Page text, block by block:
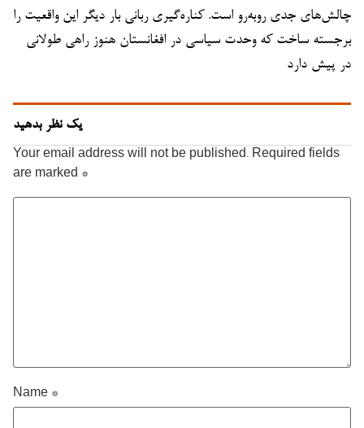
چالش‌های جدی روبه‌رو است. کناره‌گیری ربانی بار دیگر این واقعیت را
برجسته ساخت که وحدت سیاسی در افغانستان هنوز راهی طولانی
در پیش دارد
یک نظر بدهید
Your email address will not be published. Required fields
are marked *
Name *